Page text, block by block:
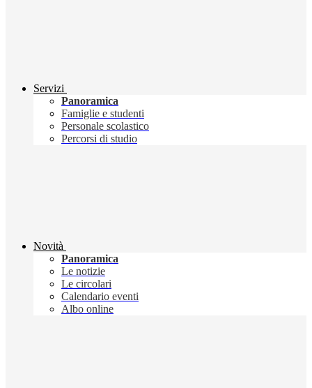
Servizi
Panoramica
Famiglie e studenti
Personale scolastico
Percorsi di studio
Novità
Panoramica
Le notizie
Le circolari
Calendario eventi
Albo online